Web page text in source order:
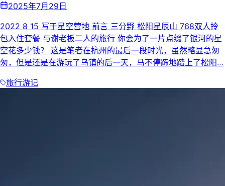
2025年7月29日
2022 8 15 写于星空营地 前言 三分野 松阳星辰山 768双人拎
包入住套餐 与谢老板二人的旅行 你会为了一片点缀了银河的星
空花多少钱？ 这是笔者在杭州的最后一段时光，虽然略显急匆
匆，但是还是在游玩了乌镇的后一天，马不停蹄地踏上了松阳…
旅行游记